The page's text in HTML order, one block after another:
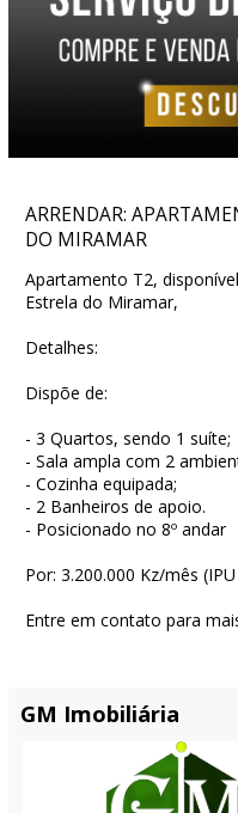
ARRENDAR:
DO MIRAMAR
Apartamento T2,
Estrela do Miramar,
Detalhes:
Dispõe de:
- 3 Quartos, sendo 1 suíte;
- Sala ampla com 2
- Cozinha equipada;
- 2 Banheiros de apoio.
- Posicionado no 8º andar
Por: 3.200.000 Kz/mês
Entre em contato para
GM Imobiliária